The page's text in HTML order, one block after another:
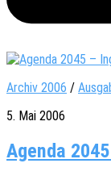
Archiv 2006 /
5. Mai 2006
Agenda